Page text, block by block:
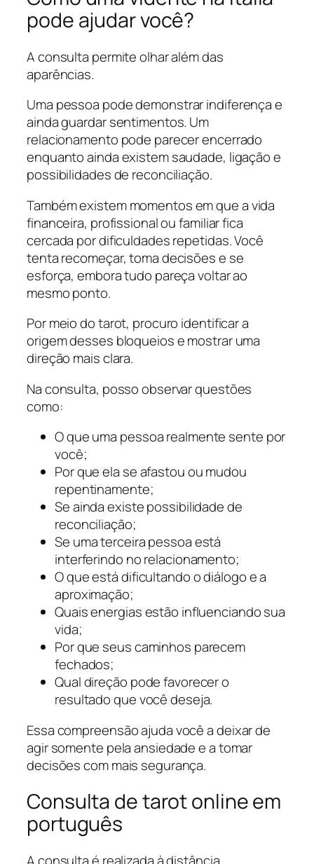
pode ajudar você?
A consulta permite olhar além das
aparências.
Uma pessoa pode demonstrar indiferença e
ainda guardar sentimentos. Um
relacionamento pode parecer encerrado
enquanto ainda existem saudade, ligação e
possibilidades de reconciliação.
Também existem momentos em que a vida
financeira, profissional ou familiar fica
cercada por dificuldades repetidas. Você
tenta recomeçar, toma decisões e se
esforça, embora tudo pareça voltar ao
mesmo ponto.
Por meio do tarot, procuro identificar a
origem desses bloqueios e mostrar uma
direção mais clara.
Na consulta, posso observar questões
como:
O que uma pessoa realmente sente por
você;
Por que ela se afastou ou mudou
repentinamente;
Se ainda existe possibilidade de
reconciliação;
Se uma terceira pessoa está
interferindo no relacionamento;
O que está dificultando o diálogo e a
aproximação;
Quais energias estão influenciando sua
vida;
Por que seus caminhos parecem
fechados;
Qual direção pode favorecer o
resultado que você deseja.
Essa compreensão ajuda você a deixar de
agir somente pela ansiedade e a tomar
decisões com mais segurança.
Consulta de tarot online em
português